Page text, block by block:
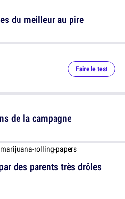
du meilleur au pire
des parents très drôles
Faire le test
de la campagne